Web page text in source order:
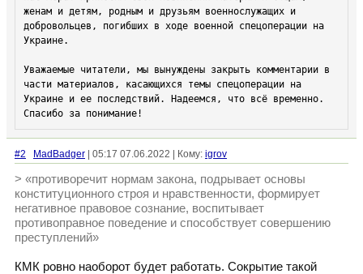
женам и детям, родным и друзьям военнослужащих и
добровольцев, погибших в ходе военной спецоперации на
Украине.
Уважаемые читатели, мы вынуждены закрыть комментарии в
части материалов, касающихся темы спецоперации на
Украине и ее последствий. Надеемся, что всё временно.
Спасибо за понимание!
#2 MadBadger | 05:17 07.06.2022 | Кому: igrov
> «противоречит нормам закона, подрывает основы
конституционного строя и нравственности, формирует
негативное правовое сознание, воспитывает
противоправное поведение и способствует совершению
преступлений»
КМК ровно наоборот будет работать. Сокрытие такой